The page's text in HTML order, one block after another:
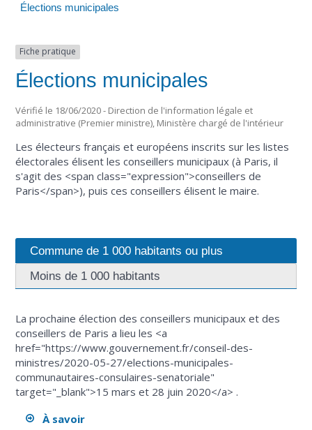
Élections municipales
Fiche pratique
Élections municipales
Vérifié le 18/06/2020 - Direction de l'information légale et
administrative (Premier ministre), Ministère chargé de l'intérieur
Les électeurs français et européens inscrits sur les listes
électorales élisent les conseillers municipaux (à Paris, il
s'agit des <span class="expression">conseillers de
Paris</span>), puis ces conseillers élisent le maire.
Commune de 1 000 habitants ou plus
Moins de 1 000 habitants
La prochaine élection des conseillers municipaux et des
conseillers de Paris a lieu les <a
href="https://www.gouvernement.fr/conseil-des-
ministres/2020-05-27/elections-municipales-
communautaires-consulaires-senatoriale"
target="_blank">15 mars et 28 juin 2020</a> .
À savoir